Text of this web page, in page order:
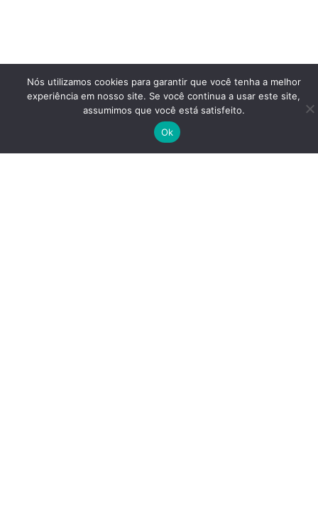
Nós utilizamos cookies para garantir que você tenha a melhor
experiência em nosso site. Se você continua a usar este site,
assumimos que você está satisfeito.
Ok